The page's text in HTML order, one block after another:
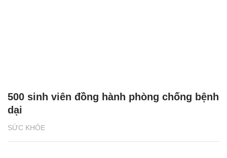
SỨC KHỎE
500 sinh viên đồng hành phòng chống bệnh
dại